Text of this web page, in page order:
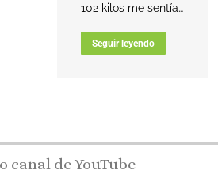
102 kilos me sentía…
Seguir leyendo
canal de YouTube